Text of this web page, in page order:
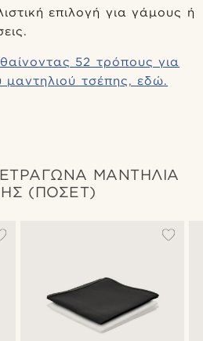
επιλογή για γάμους ή
52 τρόπους για
τσέπης, εδώ.
ΜΑΝΤΗΛΙΑ
(ΠΟΣΕΤ)